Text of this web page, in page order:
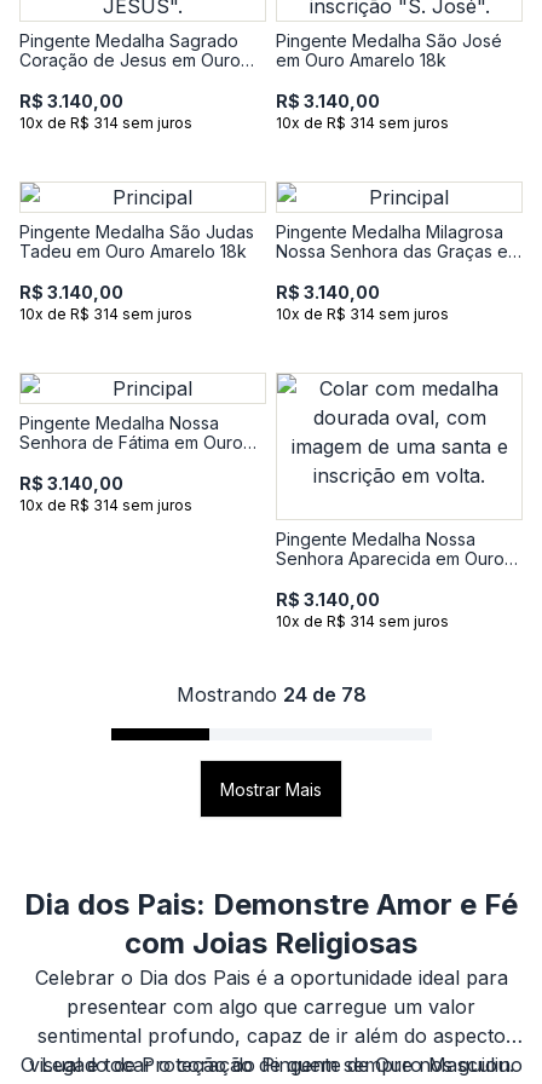
Pingente Medalha Sagrado
Coração de Jesus em Ouro
R$ 3.140,00
10x de R$ 314 sem juros
Pingente Medalha São José
em Ouro Amarelo 18k
R$ 3.140,00
10x de R$ 314 sem juros
Pingente Medalha São Judas
Tadeu em Ouro Amarelo 18k
R$ 3.140,00
10x de R$ 314 sem juros
Pingente Medalha Milagrosa
Nossa Senhora das Graças em
R$ 3.140,00
10x de R$ 314 sem juros
Pingente Medalha Nossa
Senhora de Fátima em Ouro
R$ 3.140,00
10x de R$ 314 sem juros
Pingente Medalha Nossa
Senhora Aparecida em Ouro
R$ 3.140,00
10x de R$ 314 sem juros
Mostrando 24 de 78
Mostrar Mais
Dia dos Pais: Demonstre Amor e Fé
com Joias Religiosas
Celebrar o Dia dos Pais é a oportunidade ideal para
presentear com algo que carregue um valor
sentimental profundo, capaz de ir além do aspecto
visual e tocar o coração de quem sempre nos guiou.
O Legado de Proteção do Pingente de Ouro Masculino